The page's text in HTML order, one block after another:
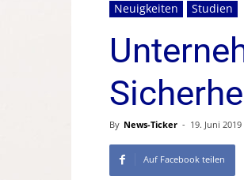
Neuigkeiten Studien
By News-Ticker - 19. Juni 2019
Auf Facebook teilen